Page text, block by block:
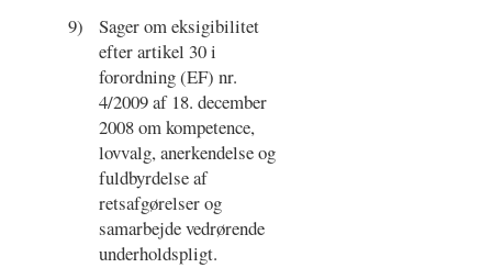
9)
Sager om eksigibilitet
efter artikel 30 i
forordning (EF) nr.
4/2009 af 18. december
2008 om kompetence,
lovvalg, anerkendelse og
fuldbyrdelse af
retsafgørelser og
samarbejde vedrørende
underholdspligt.